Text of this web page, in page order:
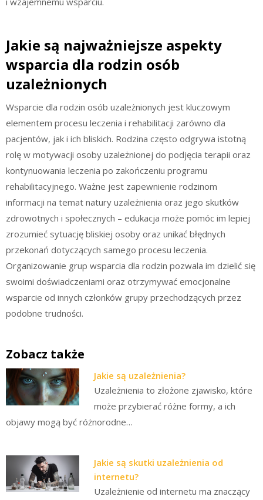
Jakie są najważniejsze aspekty
wsparcia dla rodzin osób
uzależnionych
Wsparcie dla rodzin osób uzależnionych jest kluczowym
elementem procesu leczenia i rehabilitacji zarówno dla
pacjentów, jak i ich bliskich. Rodzina często odgrywa istotną
rolę w motywacji osoby uzależnionej do podjęcia terapii oraz
kontynuowania leczenia po zakończeniu programu
rehabilitacyjnego. Ważne jest zapewnienie rodzinom
informacji na temat natury uzależnienia oraz jego skutków
zdrowotnych i społecznych – edukacja może pomóc im lepiej
zrozumieć sytuację bliskiej osoby oraz unikać błędnych
przekonań dotyczących samego procesu leczenia.
Organizowanie grup wsparcia dla rodzin pozwala im dzielić się
swoimi doświadczeniami oraz otrzymywać emocjonalne
wsparcie od innych członków grupy przechodzących przez
podobne trudności.
Zobacz także
Jakie są uzależnienia?
Uzależnienia to złożone zjawisko, które
może przybierać różne formy, a ich
objawy mogą być różnorodne…
Jakie są skutki uzależnienia od
internetu?
Uzależnienie od internetu ma znaczący